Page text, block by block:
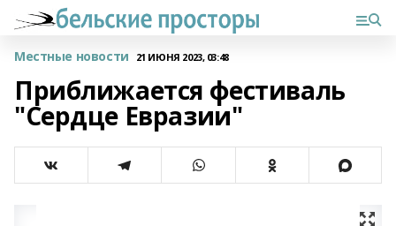
Местные новости 21 ИЮНЯ 2023, 03:48
Приближается фестиваль
"Сердце Евразии"